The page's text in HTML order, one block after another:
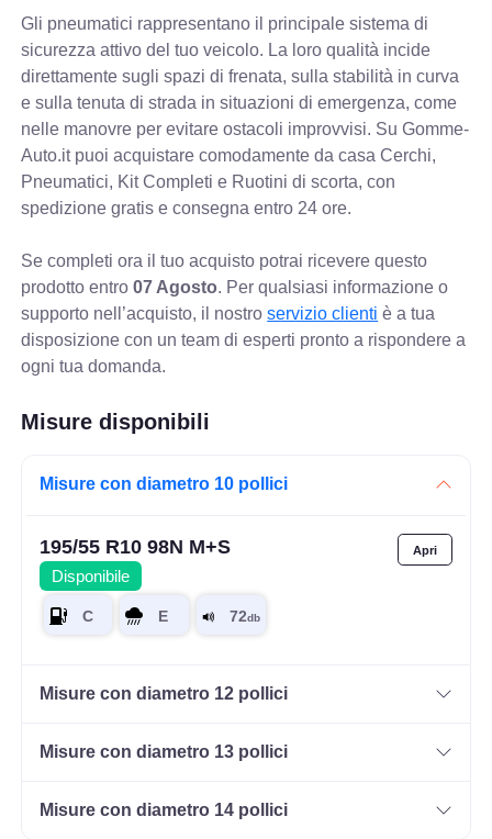
Gli pneumatici rappresentano il principale sistema di
sicurezza attivo del tuo veicolo. La loro qualità incide
direttamente sugli spazi di frenata, sulla stabilità in curva
e sulla tenuta di strada in situazioni di emergenza, come
nelle manovre per evitare ostacoli improvvisi. Su Gomme-
Auto.it puoi acquistare comodamente da casa Cerchi,
Pneumatici, Kit Completi e Ruotini di scorta, con
spedizione gratis e consegna entro 24 ore.
Se completi ora il tuo acquisto potrai ricevere questo
prodotto entro07 Agosto. Per qualsiasi informazione o
supporto nell’acquisto, il nostroservizio clienti è a tua
disposizione con un team di esperti pronto a rispondere a
ogni tua domanda.
Misure disponibili
Misure con diametro 10 pollici
195/55 R10 98N M+S
Disponibile
Misure con diametro 12 pollici
Misure con diametro 13 pollici
Misure con diametro 14 pollici